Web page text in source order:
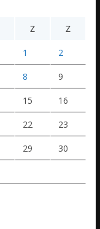
Z Z
1 2
8 9
15 16
22 23
29 30